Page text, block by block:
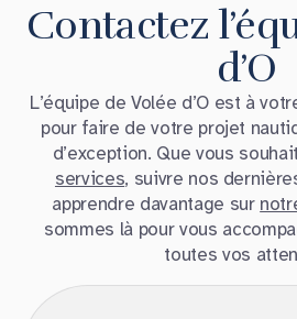
Contactez
d’O
L’équipe de Volée d’O est à
pour faire de votre projet
d’exception. Que vous
services, suivre nos
apprendre davantage sur
sommes là pour vous
toutes vos